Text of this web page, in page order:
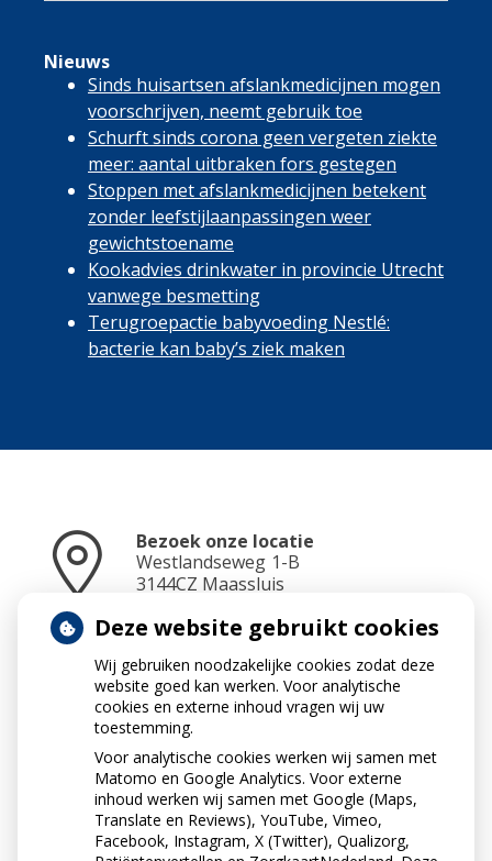
Nieuws
Sinds huisartsen afslankmedicijnen mogen
voorschrijven, neemt gebruik toe
Schurft sinds corona geen vergeten ziekte
meer: aantal uitbraken fors gestegen
Stoppen met afslankmedicijnen betekent
zonder leefstijlaanpassingen weer
gewichtstoename
Kookadvies drinkwater in provincie Utrecht
vanwege besmetting
Terugroepactie babyvoeding Nestlé:
bacterie kan baby’s ziek maken
Bezoek onze locatie
Westlandseweg 1-B
3144CZ Maassluis
Neem contact op
010-5912234
Stuur ons een e-mail
info@apotheekdejonge.nl
Deze website gebruikt cookies
Wij gebruiken noodzakelijke cookies zodat deze
website goed kan werken. Voor analytische
cookies en externe inhoud vragen wij uw
toestemming.
Voor analytische cookies werken wij samen met
Matomo en Google Analytics. Voor externe
inhoud werken wij samen met Google (Maps,
Translate en Reviews), YouTube, Vimeo,
Facebook, Instagram, X (Twitter), Qualizorg,